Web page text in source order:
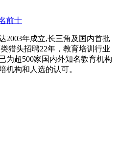
2003年成立,长三角及国内首批
猎头招聘22年，教育培训行业
为超500家国内外知名教育机构
机构和人选的认可。